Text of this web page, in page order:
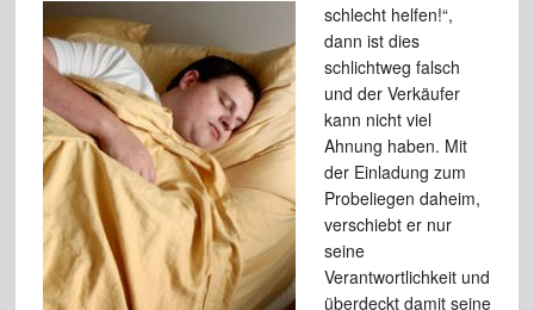
schlecht helfen!“,
dann ist dies
schlichtweg falsch
und der Verkäufer
kann nicht viel
Ahnung haben. Mit
der Einladung zum
Probeliegen daheim,
verschiebt er nur
seine
Verantwortlichkeit und
überdeckt damit seine